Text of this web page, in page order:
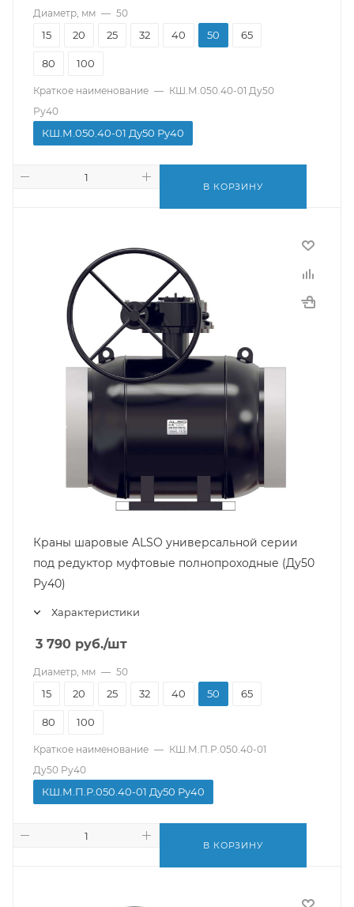
Диаметр, мм — 50
15 20 25 32 40 50 65
80 100
Краткое наименование — КШ.М.050.40-01 Ду50
Ру40
КШ.М.050.40-01 Ду50 Ру40
В КОРЗИНУ
Краны шаровые ALSO универсальной серии
под редуктор муфтовые полнопроходные (Ду50
Pу40)
Характеристики
3 790 руб./шт
Диаметр, мм — 50
15 20 25 32 40 50 65
80 100
Краткое наименование — КШ.М.П.Р.050.40-01
Ду50 Ру40
КШ.М.П.Р.050.40-01 Ду50 Ру40
В КОРЗИНУ